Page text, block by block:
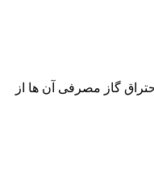
آنکه هوای مورد نیاز جهت احتراق گاز مصرفی آن ها از